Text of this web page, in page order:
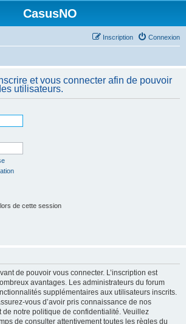
CasusNO
Connexion
Inscription
et vous connecter afin de pouvoir
utilisateurs.
de cette session
de pouvoir vous connecter. L’inscription est
avantages. Les administrateurs du forum
supplémentaires aux utilisateurs inscrits.
vous d’avoir pris connaissance de nos
de notre politique de confidentialité. Veuillez
de consulter attentivement toutes les règles du